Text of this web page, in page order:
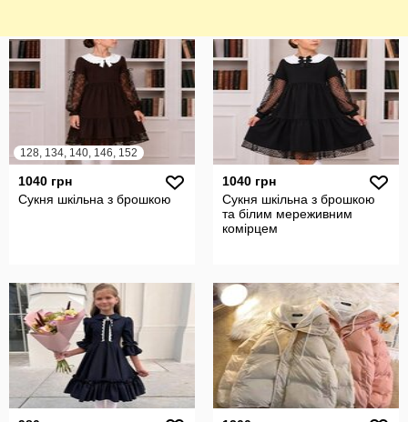
128, 134, 140, 146, 152
1040 грн
Сукня шкільна з брошкою
1040 грн
Сукня шкільна з брошкою
та білим мереживним
комірцем